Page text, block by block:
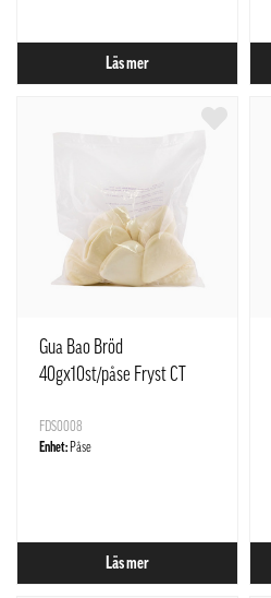
Läs mer
Gua Bao Bröd
40gx10st/påse Fryst CT
FDS0008
Enhet: Påse
Läs mer